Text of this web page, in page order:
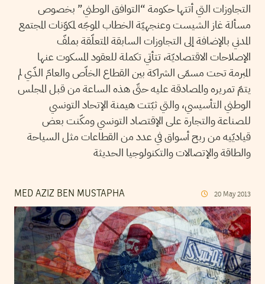
التجاوزات التي أتتها حكومة “التوافق الوطني” بخصوص
مسألة غاز الشيست وعنجهيّة الخطاب الموجّه لمكوّنات المجتمع
المدني بالإضافة إلى التجاوزات السابقة المتعلّقة بملفّ
الإصلاحات الاقتصاديّة، تتأتي تكملة للعقود المسكوت عنها
المبرمة تحت مسمّى الشراكة بين القطاع الخاّص والعامّ الذّي لم
يتمّ تمريره والمصادقة عليه حتّى هذه الساعة من قبل المجلس
الوطني التأسيسي، والتي ثبّتت هيمنة الإتحاد التونسي
للصناعة والتجارة على الإقتصاد التونسي ومكّنت بعض
قياديّيه من ربح أسواق في عدد من القطاعات مثل السياحة
والطاقة والإتصالات والتكنولوجيا الحديثة
MED AZIZ BEN MUSTAPHA 20 May 2013